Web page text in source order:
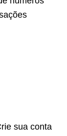
sua conta